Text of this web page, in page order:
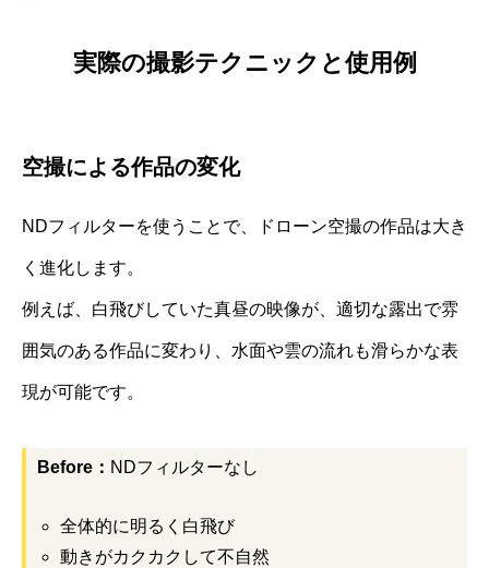
実際の撮影テクニックと使用例
空撮による作品の変化
NDフィルターを使うことで、ドローン空撮の作品は大き
く進化します。
例えば、白飛びしていた真昼の映像が、適切な露出で雰
囲気のある作品に変わり、水面や雲の流れも滑らかな表
現が可能です。
Before： NDフィルターなし
全体的に明るく白飛び
動きがカクカクして不自然